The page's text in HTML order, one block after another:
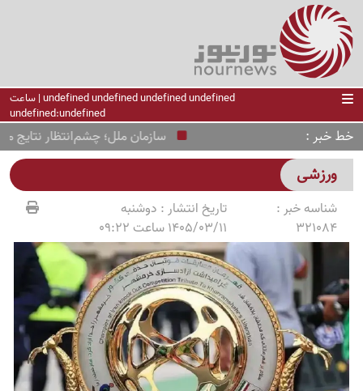
undefined undefined undefined undefined | ساعت
undefined:undefined
خط خبر سازمان ملل؛ چشم‌انتظار نتایج
ورزشی
شناسه خبر :
321084
تاریخ انتشار : دوشنبه
1405/03/11 ساعت 09:22